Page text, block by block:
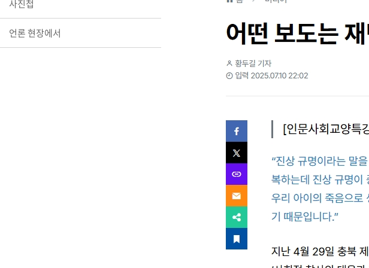
사진첩
언론 현장에서